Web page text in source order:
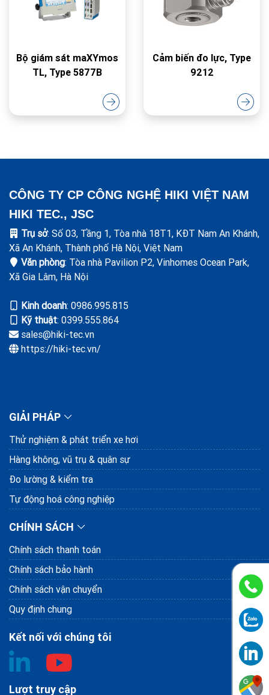
Bộ giám sát maXYmos
TL, Type 5877B
Cảm biến đo lực, Type
9212
CÔNG TY CP CÔNG NGHỆ HIKI VIỆT NAM
HIKI TEC., JSC
Trụ sở: Số 03, Tầng 1, Tòa nhà 18T1, KĐT Nam An Khánh,
Xã An Khánh, Thành phố Hà Nội, Việt Nam
Văn phòng: Tòa nhà Pavilion P2, Vinhomes Ocean Park,
Xã Gia Lâm, Hà Nội
Kinh doanh: ‭0986.995.815
Kỹ thuật: 0399.555.864
sales@hiki-tec.vn
https://hiki-tec.vn/
GIẢI PHÁP
Thử nghiệm & phát triển xe hơi
Hàng không, vũ trụ & quân sự
Đo lường & kiểm tra
Tự động hoá công nghiệp
CHÍNH SÁCH
Chính sách thanh toán
Chính sách bảo hành
Chính sách vận chuyển
Quy định chung
Kết nối với chúng tôi
Lượt truy cập